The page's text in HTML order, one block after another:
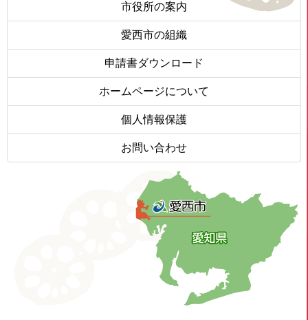
市役所の案内
愛西市の組織
申請書ダウンロード
ホームページについて
個人情報保護
お問い合わせ